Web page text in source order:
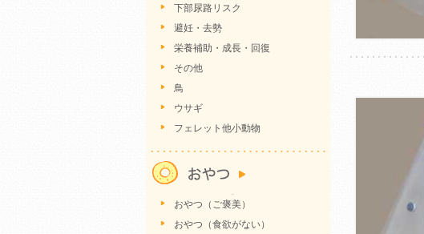
下部尿路リスク
避妊・去勢
栄養補助・成長・回復
その他
鳥
ウサギ
フェレット他小動物
おやつ（ご褒美）
おやつ（食欲がない）